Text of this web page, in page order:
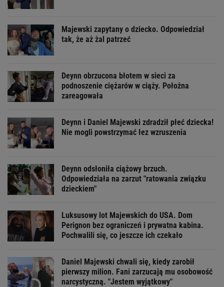
Majewski zapytany o dziecko. Odpowiedział
tak, że aż żal patrzeć
Deynn obrzucona błotem w sieci za
podnoszenie ciężarów w ciąży. Położna
zareagowała
Deynn i Daniel Majewski zdradził płeć dziecka!
Nie mogli powstrzymać łez wzruszenia
Deynn odsłoniła ciążowy brzuch.
Odpowiedziała na zarzut "ratowania związku
dzieckiem"
Luksusowy lot Majewskich do USA. Dom
Perignon bez ograniczeń i prywatna kabina.
Pochwalili się, co jeszcze ich czekało
Daniel Majewski chwali się, kiedy zarobił
pierwszy milion. Fani zarzucają mu osobowość
narcystyczną. "Jestem wyjątkowy"